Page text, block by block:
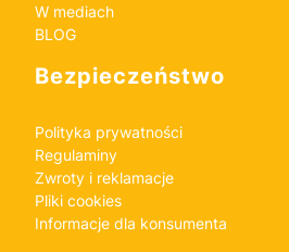
W mediach
BLOG
Bezpieczeństwo
Polityka prywatności
Regulaminy
Zwroty i reklamacje
Pliki cookies
Informacje dla konsumenta